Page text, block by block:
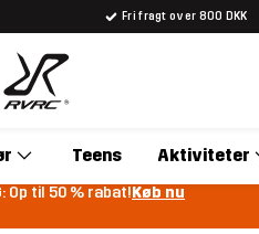
Fri fragt over 800 DKK
Teens Aktiviteter
Op til 50 % rabat!Køb nu